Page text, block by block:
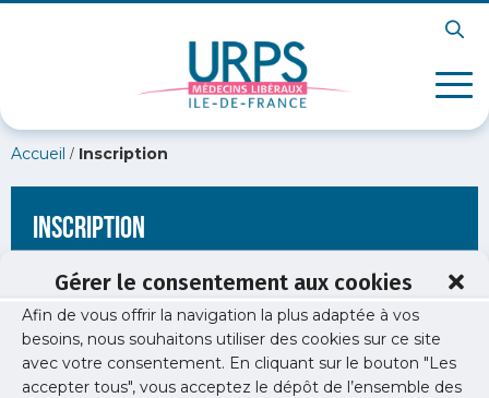
Gérer le consentement aux cookies
Afin de vous offrir la navigation la plus adaptée à vos
besoins, nous souhaitons utiliser des cookies sur ce site
avec votre consentement. En cliquant sur le bouton "Les
accepter tous", vous acceptez le dépôt de l’ensemble des
Accueil / Inscription
Inscription
[wppb-register form_name="inscription"
redirect_url="https://www.urps-med-idf.org/etude/enquete-
medecins-specialistes-medico-techniques-de-proximite-ile-
de-france/fotolia_91502410_m-copie-1/"]